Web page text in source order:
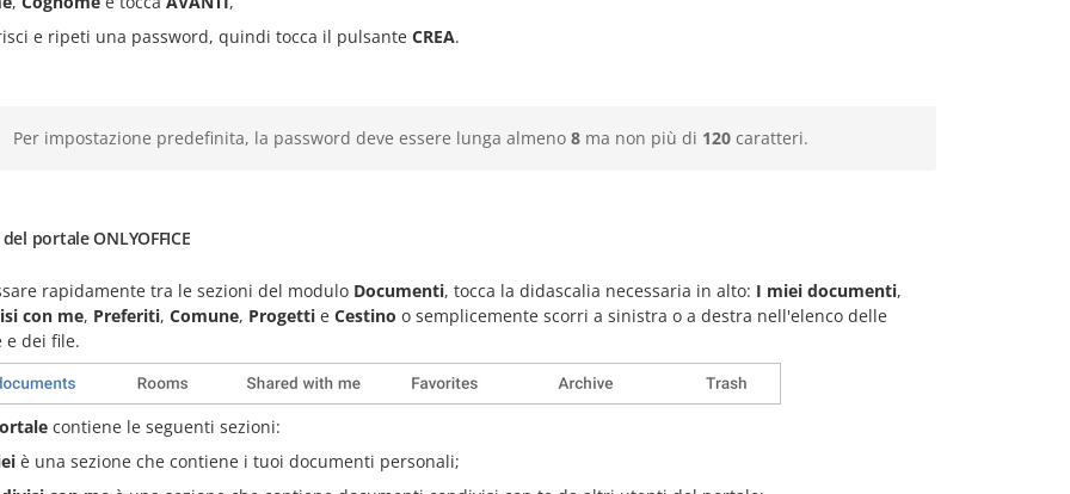
e ripeti una password, quindi tocca il pulsante CREA.
Per impostazione predefinita, la password deve essere lunga almeno 8 ma non più di 120 caratteri.
portale ONLYOFFICE
rapidamente tra le sezioni del modulo Documenti, tocca la didascalia necessaria in alto: I miei documenti,
con me, Preferiti, Comune, Progetti e Cestino o semplicemente scorri a sinistra o a destra nell'elenco delle
e dei file.
contiene le seguenti sezioni:
è una sezione che contiene i tuoi documenti personali;